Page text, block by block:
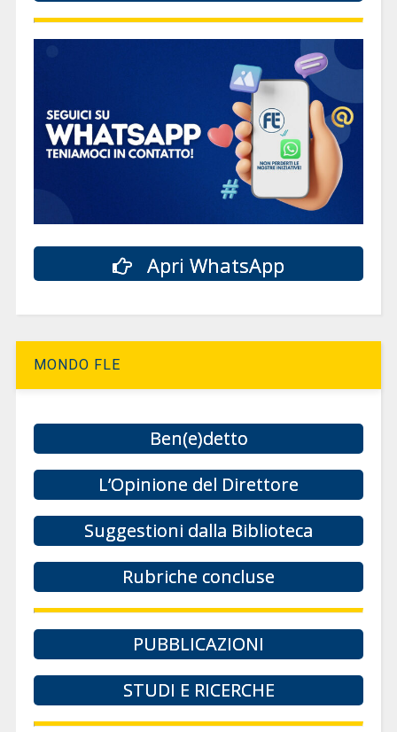
Apri WhatsApp
MONDO FLE
Ben(e)detto
L’Opinione del Direttore
Suggestioni dalla Biblioteca
Rubriche concluse
PUBBLICAZIONI
STUDI E RICERCHE